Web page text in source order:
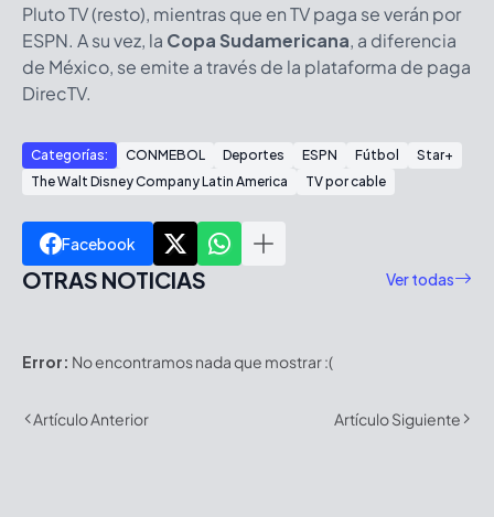
Pluto TV (resto), mientras que en TV paga se verán por
ESPN. A su vez, la Copa Sudamericana, a diferencia
de México, se emite a través de la plataforma de paga
DirecTV.
Categorías: CONMEBOL Deportes ESPN Fútbol
Star+
The Walt Disney Company Latin America
TV por cable
Facebook
OTRAS NOTICIAS Ver todas
Error: No encontramos nada que mostrar :(
Artículo Anterior Artículo Siguiente